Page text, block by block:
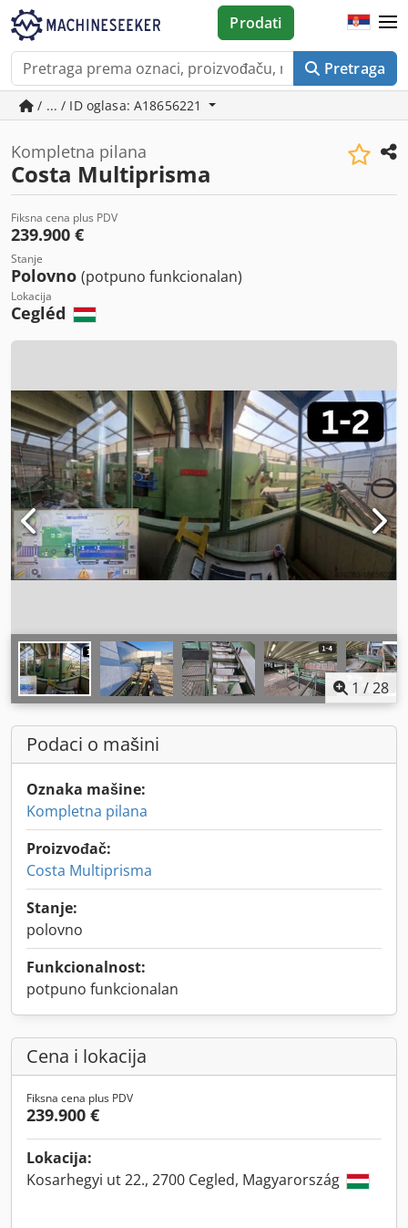
Pretraga
Prodati
/ ... / ID oglasa: A18656221
Kompletna pilana
Costa Multiprisma
Fiksna cena plus PDV
239.900 €
Stanje
Polovno (potpuno funkcionalan)
Lokacija
Cegléd
1 /28
Podaci o mašini
Oznaka mašine:
Kompletna pilana
Proizvođač:
Costa Multiprisma
Stanje:
polovno
Funkcionalnost:
potpuno funkcionalan
Cena i lokacija
Fiksna cena plus PDV
239.900 €
Lokacija:
Kosarhegyi ut 22., 2700 Cegled, Magyarország